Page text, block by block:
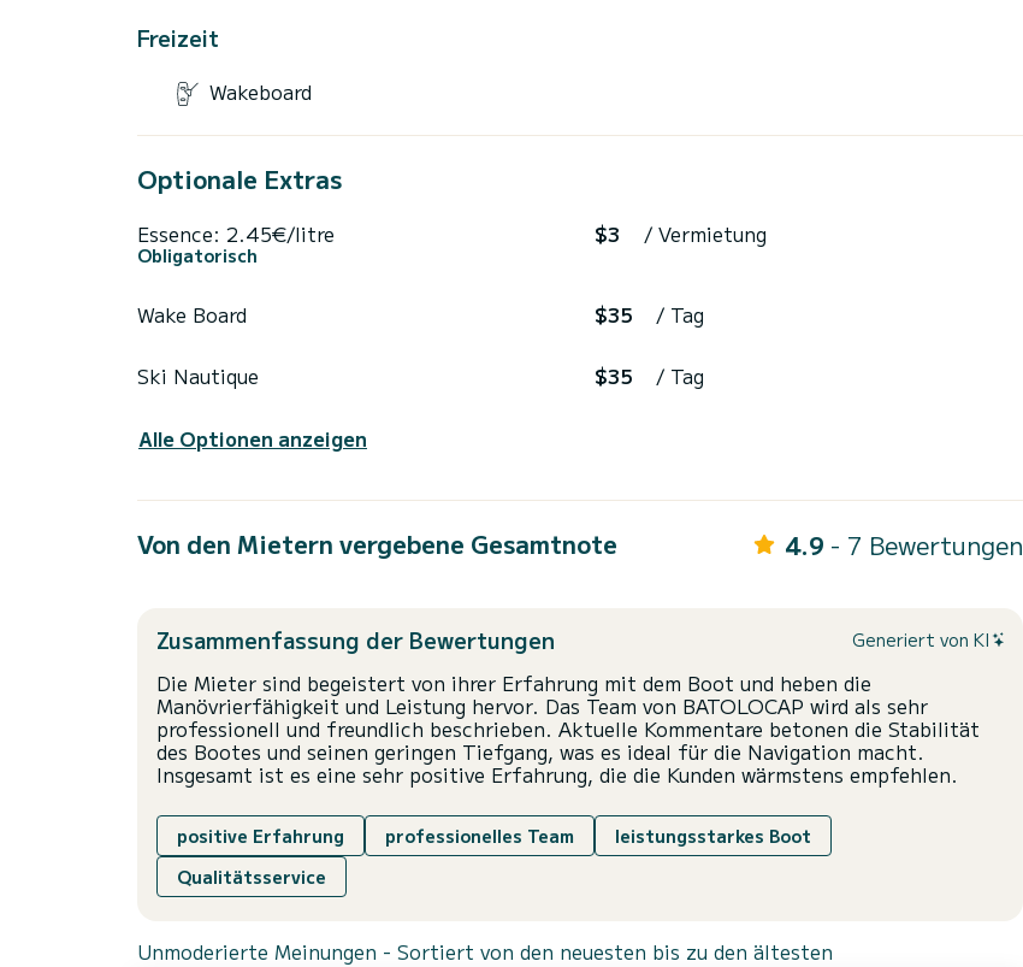
Freizeit
Wakeboard
Optionale Extras
Essence: 2.45€/litre
Obligatorisch
$3 / Vermietung
Wake Board $35 / Tag
Ski Nautique $35 / Tag
Alle Optionen anzeigen
Von den Mietern vergebene Gesamtnote 4.9 - 7 Bewertungen
Zusammenfassung der Bewertungen Generiert von KI
Die Mieter sind begeistert von ihrer Erfahrung mit dem Boot und heben die
Manövrierfähigkeit und Leistung hervor. Das Team von BATOLOCAP wird als sehr
professionell und freundlich beschrieben. Aktuelle Kommentare betonen die Stabilität
des Bootes und seinen geringen Tiefgang, was es ideal für die Navigation macht.
Insgesamt ist es eine sehr positive Erfahrung, die die Kunden wärmstens empfehlen.
positive Erfahrung professionelles Team
leistungsstarkes Boot
Qualitätsservice
Unmoderierte Meinungen - Sortiert von den neuesten bis zu den ältesten